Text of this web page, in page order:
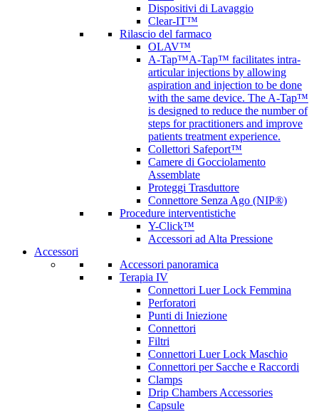
Dispositivi di Lavaggio
Clear-IT™
Rilascio del farmaco
OLAV™
A-Tap™A-Tap™ facilitates intra-
articular injections by allowing
aspiration and injection to be done
with the same device. The A-Tap™
is designed to reduce the number of
steps for practitioners and improve
patients treatment experience.
Collettori Safeport™
Camere di Gocciolamento
Assemblate
Proteggi Trasduttore
Connettore Senza Ago (NIP®)
Procedure interventistiche
Y-Click™
Accessori ad Alta Pressione
Accessori
Accessori panoramica
Terapia IV
Connettori Luer Lock Femmina
Perforatori
Punti di Iniezione
Connettori
Filtri
Connettori Luer Lock Maschio
Connettori per Sacche e Raccordi
Clamps
Drip Chambers Accessories
Capsule